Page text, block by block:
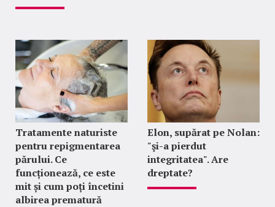
Tratamente naturiste
pentru repigmentarea
părului. Ce
funcționează, ce este
mit și cum poți încetini
albirea prematură
Elon, supărat pe Nolan:
"şi-a pierdut
integritatea". Are
dreptate?